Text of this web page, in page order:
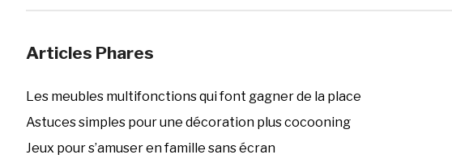
Articles Phares
Les meubles multifonctions qui font gagner de la place
Astuces simples pour une décoration plus cocooning
Jeux pour s’amuser en famille sans écran